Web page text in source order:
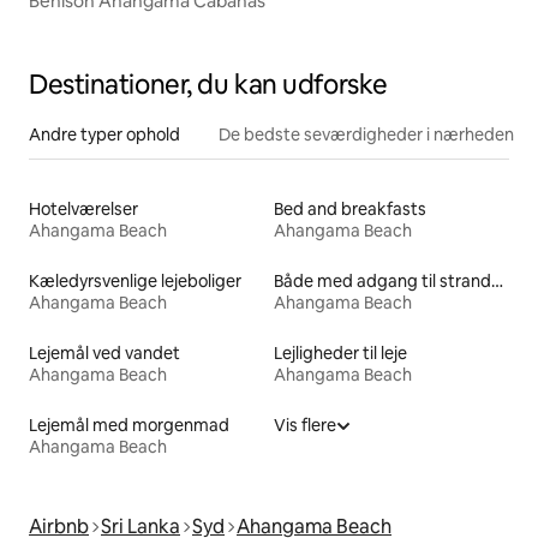
Destinationer, du kan udforske
Andre typer ophold De bedste seværdigheder i nærheden
Hotelværelser
Ahangama Beach
Bed and breakfasts
Ahangama Beach
Kæledyrsvenlige lejeboliger
Ahangama Beach
Både med adgang til stranden til leje
Ahangama Beach
Lejemål ved vandet
Ahangama Beach
Lejligheder til leje
Ahangama Beach
Lejemål med morgenmad
Ahangama Beach
Vis flere
Airbnb Sri Lanka Syd Ahangama Beach